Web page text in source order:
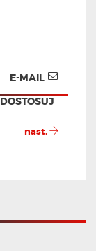
E-MAIL
DOSTOSUJ
nast.